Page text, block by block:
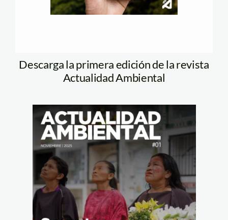
Descarga la primera edición de la revista
Actualidad Ambiental